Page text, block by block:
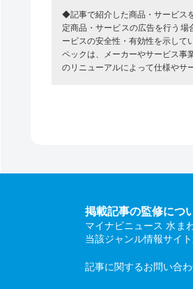
◆記事で紹介した商品・サービス
定商品・サービスの広告を行う
ービスの安全性・有効性を示し
ペックは、メーカーやサービス事
のリニューアルによって仕様やサ
掲載記事の監修につ
マイナビニュース 水ま
当該ジャンル情報サイ
記事に関するお問い合